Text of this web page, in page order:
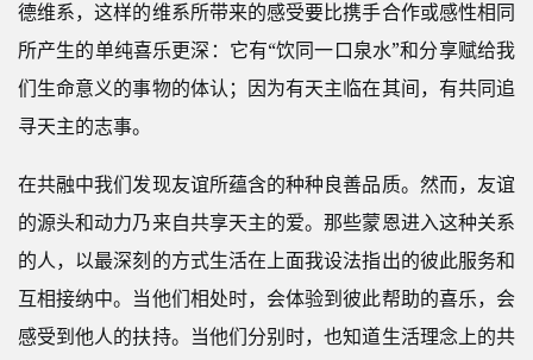
德维系，这样的维系所带来的感受要比携手合作或感性相同
所产生的单纯喜乐更深：它有“饮同一口泉水”和分享赋给我
们生命意义的事物的体认；因为有天主临在其间，有共同追
寻天主的志事。
在共融中我们发现友谊所蕴含的种种良善品质。然而，友谊
的源头和动力乃来自共享天主的爱。那些蒙恩进入这种关系
的人，以最深刻的方式生活在上面我设法指出的彼此服务和
互相接纳中。当他们相处时，会体验到彼此帮助的喜乐，会
感受到他人的扶持。当他们分别时，也知道生活理念上的共